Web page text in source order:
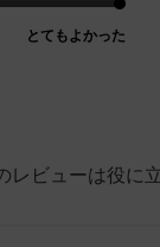
とてもよかった
レビューは役に